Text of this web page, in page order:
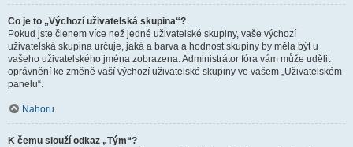
Co je to „Výchozí uživatelská skupina“?
Pokud jste členem více než jedné uživatelské skupiny, vaše výchozí
uživatelská skupina určuje, jaká a barva a hodnost skupiny by měla být u
vašeho uživatelského jména zobrazena. Administrátor fóra vám může udělit
oprávnění ke změně vaší výchozí uživatelské skupiny ve vašem „Uživatelském
panelu“.
Nahoru
K čemu slouží odkaz „Tým“?